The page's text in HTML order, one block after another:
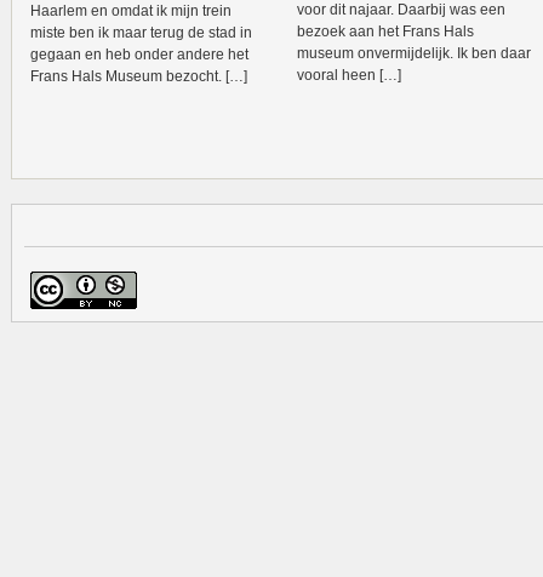
Haarlem en omdat ik mijn trein
miste ben ik maar terug de stad in
gegaan en heb onder andere het
Frans Hals Museum bezocht. […]
voor dit najaar. Daarbij was een
bezoek aan het Frans Hals
museum onvermijdelijk. Ik ben daar
vooral heen […]